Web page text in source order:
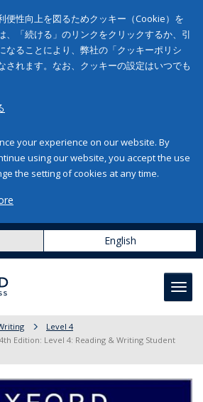
便性向上を図るためクッキー（Cookie）を
、「続ける」のリンクをクリックするか、引
なることにより、弊社の「クッキーポリシ
されます。なお、クッキーの設定はいつでも
your experience on our website. By
using our website, you accept the use
the setting of cookies at any time.
English
Level 4
Edition: Level 4: Reading & Writing Student